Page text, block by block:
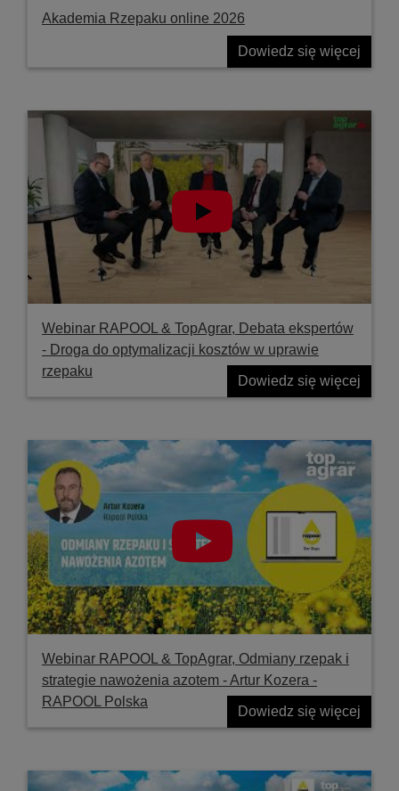
Akademia Rzepaku online 2026
Dowiedz się więcej
Webinar RAPOOL & TopAgrar, Debata ekspertów
- Droga do optymalizacji kosztów w uprawie
rzepaku
Dowiedz się więcej
Webinar RAPOOL & TopAgrar, Odmiany rzepak i
strategie nawożenia azotem - Artur Kozera -
RAPOOL Polska
Dowiedz się więcej